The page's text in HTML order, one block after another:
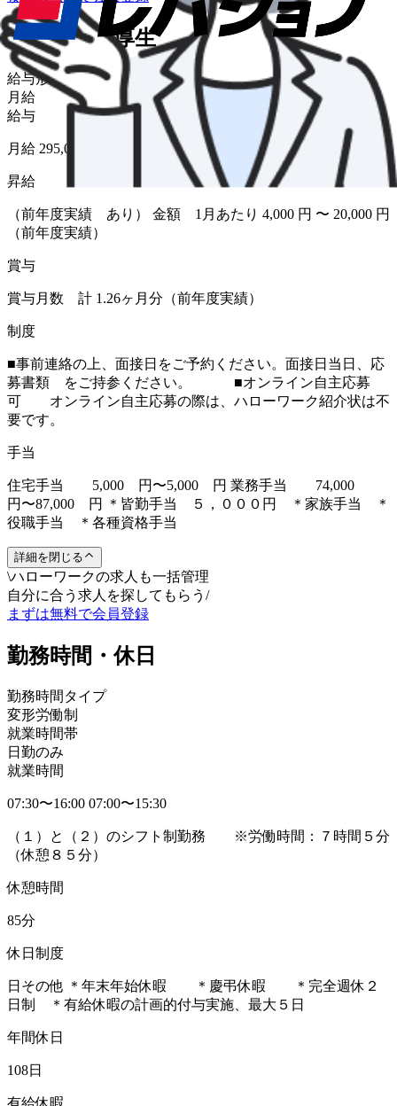
給与・福利厚生
給与形態
月給
給与
月給 295,000円〜312,500円
昇給
（前年度実績 あり） 金額 1月あたり 4,000 円 〜 20,000 円
（前年度実績）
賞与
賞与月数 計 1.26ヶ月分（前年度実績）
制度
■事前連絡の上、面接日をご予約ください。面接日当日、応
募書類 をご持参ください。 ■オンライン自主応募
可 オンライン自主応募の際は、ハローワーク紹介状は不
要です。
手当
住宅手当 5,000 円〜5,000 円 業務手当 74,000
円〜87,000 円 ＊皆勤手当 ５，０００円 ＊家族手当 ＊
役職手当 ＊各種資格手当
詳細を閉じる
\ハローワークの求人も一括管理
自分に合う求人を探してもらう /
まずは無料で会員登録
勤務時間・休日
勤務時間タイプ
変形労働制
就業時間帯
日勤のみ
就業時間
07:30〜16:00 07:00〜15:30
（１）と（２）のシフト制勤務 ※労働時間：７時間５分
（休憩８５分）
休憩時間
85分
休日制度
日その他 ＊年末年始休暇 ＊慶弔休暇 ＊完全週休２
日制 ＊有給休暇の計画的付与実施、最大５日
年間休日
108日
有給休暇